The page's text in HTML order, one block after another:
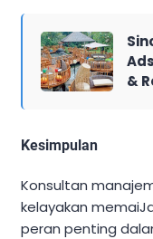
&
Kesimpulan
Konsultan
kelayakan
peran penting